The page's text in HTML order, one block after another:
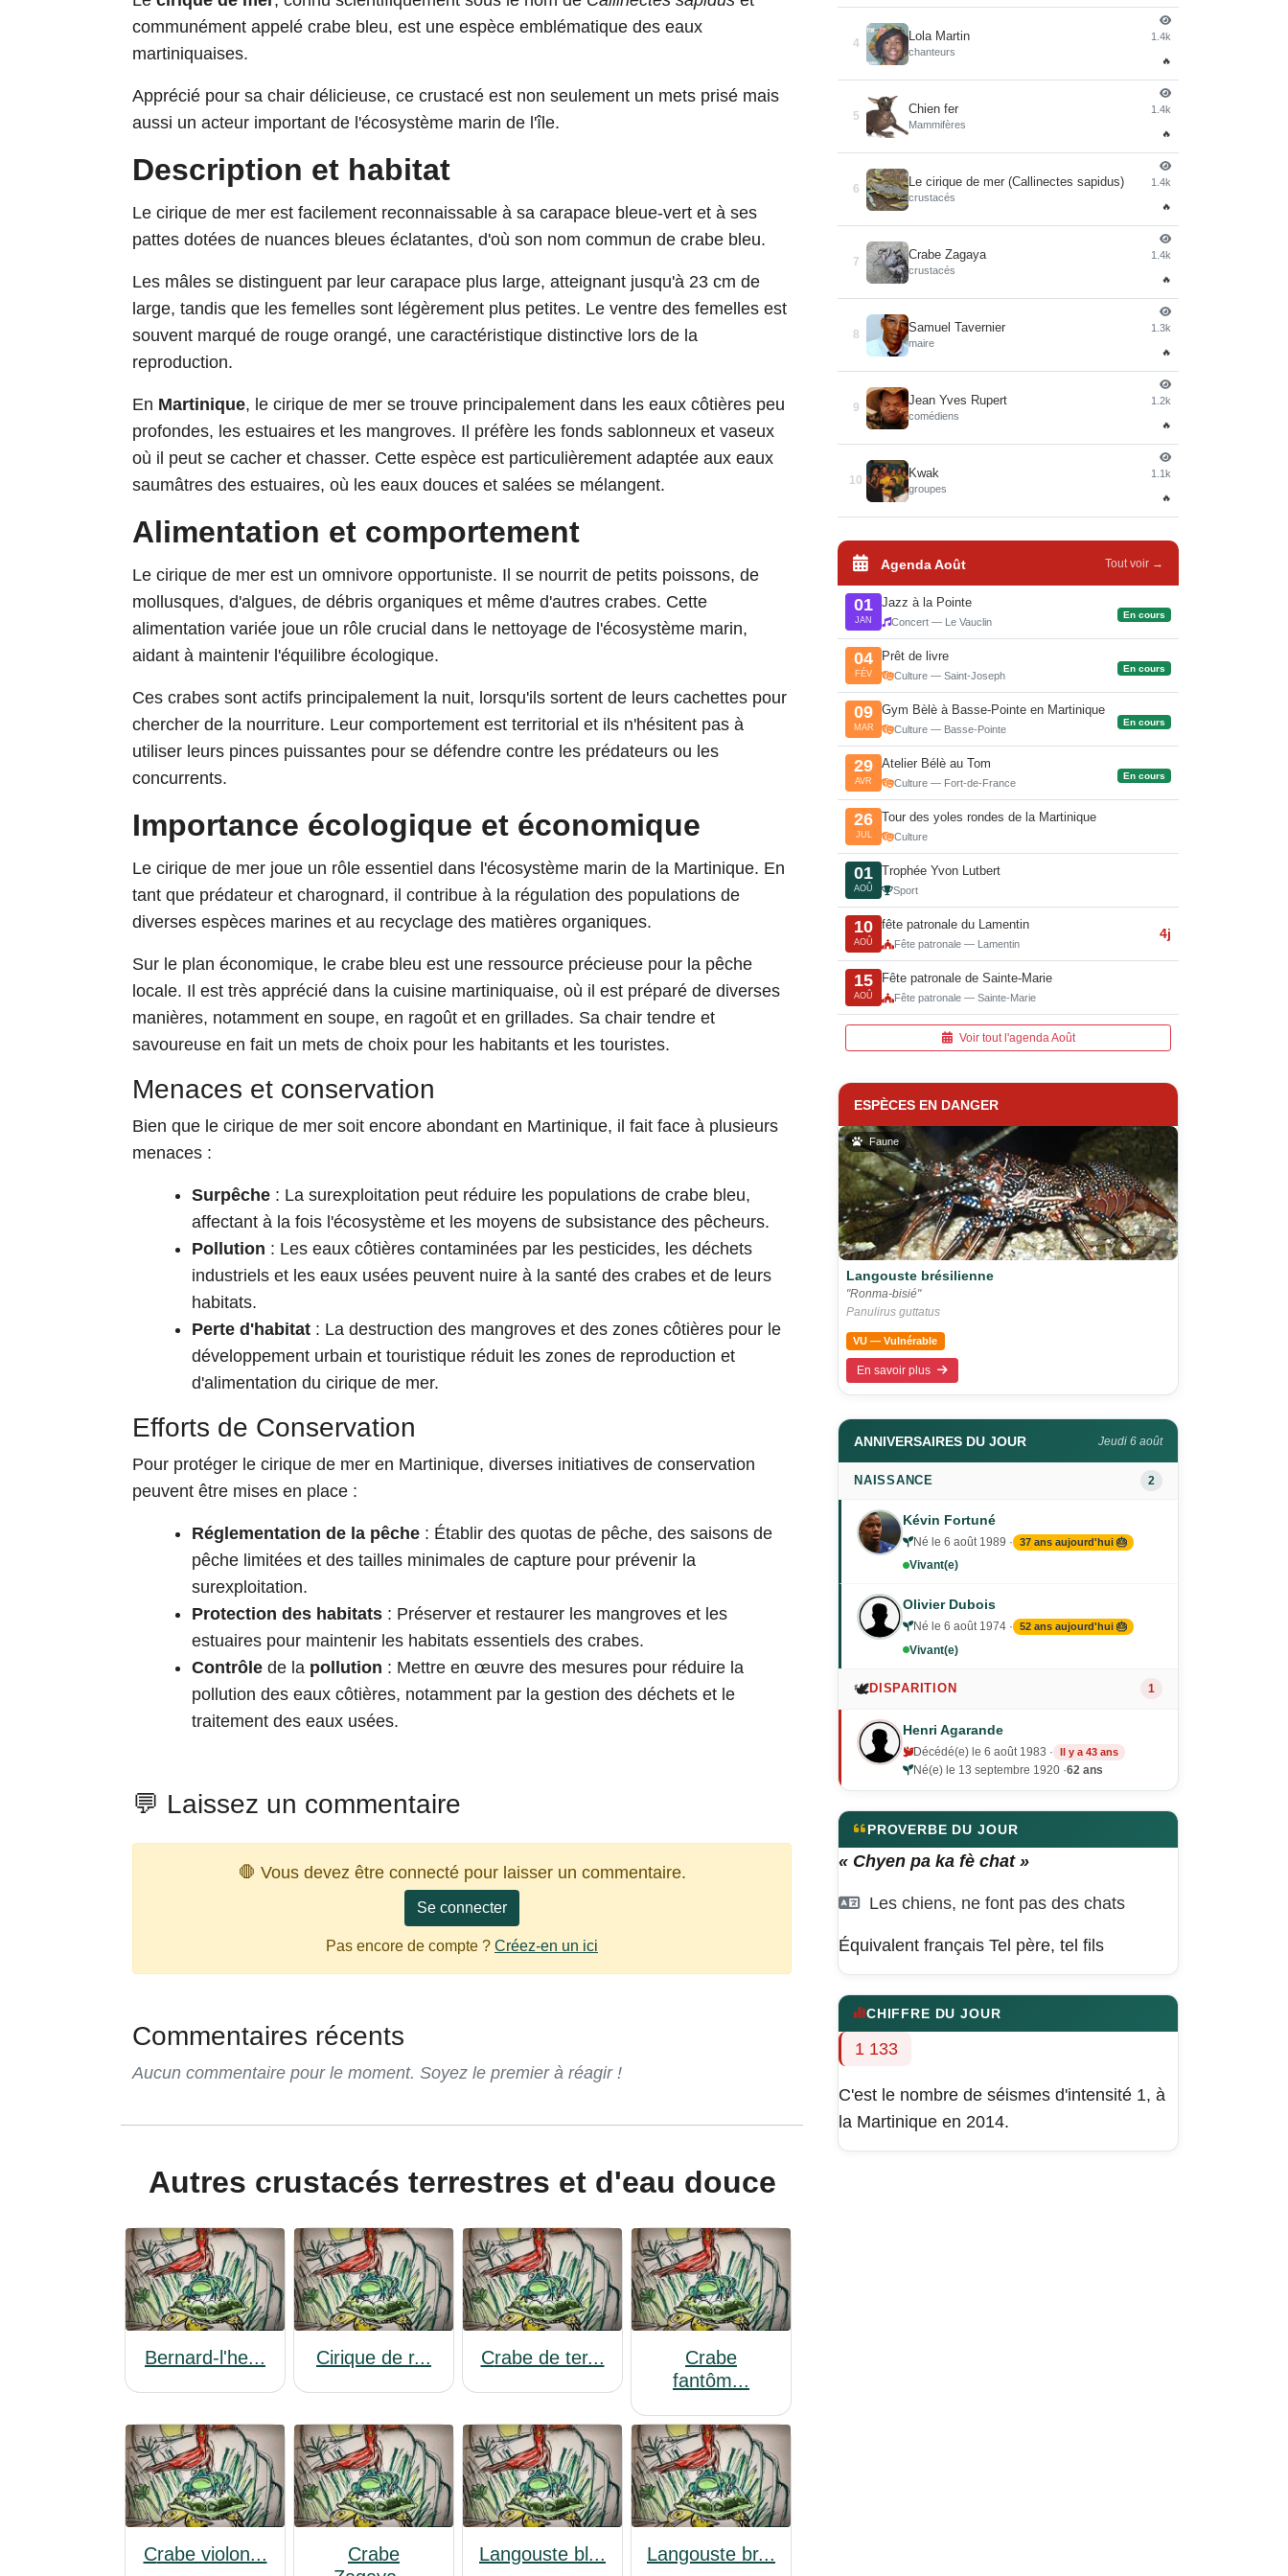
communément appelé crabe bleu, est une espèce emblématique des eaux
martiniquaises.
Apprécié pour sa chair délicieuse, ce crustacé est non seulement un mets prisé mais
aussi un acteur important de l'écosystème marin de l'île.
Description et habitat
Le cirique de mer est facilement reconnaissable à sa carapace bleue-vert et à ses
pattes dotées de nuances bleues éclatantes, d'où son nom commun de crabe bleu.
Les mâles se distinguent par leur carapace plus large, atteignant jusqu'à 23 cm de
large, tandis que les femelles sont légèrement plus petites. Le ventre des femelles est
souvent marqué de rouge orangé, une caractéristique distinctive lors de la
reproduction.
En Martinique, le cirique de mer se trouve principalement dans les eaux côtières peu
profondes, les estuaires et les mangroves. Il préfère les fonds sablonneux et vaseux
où il peut se cacher et chasser. Cette espèce est particulièrement adaptée aux eaux
saumâtres des estuaires, où les eaux douces et salées se mélangent.
Alimentation et comportement
Le cirique de mer est un omnivore opportuniste. Il se nourrit de petits poissons, de
mollusques, d'algues, de débris organiques et même d'autres crabes. Cette
alimentation variée joue un rôle crucial dans le nettoyage de l'écosystème marin,
aidant à maintenir l'équilibre écologique.
Ces crabes sont actifs principalement la nuit, lorsqu'ils sortent de leurs cachettes pour
chercher de la nourriture. Leur comportement est territorial et ils n'hésitent pas à
utiliser leurs pinces puissantes pour se défendre contre les prédateurs ou les
concurrents.
Importance écologique et économique
Le cirique de mer joue un rôle essentiel dans l'écosystème marin de la Martinique. En
tant que prédateur et charognard, il contribue à la régulation des populations de
diverses espèces marines et au recyclage des matières organiques.
Sur le plan économique, le crabe bleu est une ressource précieuse pour la pêche
locale. Il est très apprécié dans la cuisine martiniquaise, où il est préparé de diverses
manières, notamment en soupe, en ragoût et en grillades. Sa chair tendre et
savoureuse en fait un mets de choix pour les habitants et les touristes.
Menaces et conservation
Bien que le cirique de mer soit encore abondant en Martinique, il fait face à plusieurs
menaces :
Surpêche : La surexploitation peut réduire les populations de crabe bleu,
affectant à la fois l'écosystème et les moyens de subsistance des pêcheurs.
Pollution : Les eaux côtières contaminées par les pesticides, les déchets
industriels et les eaux usées peuvent nuire à la santé des crabes et de leurs
habitats.
Perte d'habitat : La destruction des mangroves et des zones côtières pour le
développement urbain et touristique réduit les zones de reproduction et
d'alimentation du cirique de mer.
Efforts de Conservation
Pour protéger le cirique de mer en Martinique, diverses initiatives de conservation
peuvent être mises en place :
Réglementation de la pêche : Établir des quotas de pêche, des saisons de
pêche limitées et des tailles minimales de capture pour prévenir la
surexploitation.
Protection des habitats : Préserver et restaurer les mangroves et les
estuaires pour maintenir les habitats essentiels des crabes.
Contrôle de la pollution : Mettre en œuvre des mesures pour réduire la
pollution des eaux côtières, notamment par la gestion des déchets et le
traitement des eaux usées.
💬 Laissez un commentaire
🛑 Vous devez être connecté pour laisser un commentaire.
Se connecter
Pas encore de compte ? Créez-en un ici
Commentaires récents
Aucun commentaire pour le moment. Soyez le premier à réagir !
Autres crustacés terrestres et d'eau douce
Bernard-l'he... Cirique de r... Crabe de ter...
Crabe
fantôm...
Crabe violon...
Crabe
Langouste bl... Langouste br...
4
Lola Martin
chanteurs
1.4k
🔥
5
Chien fer
Mammifères
1.4k
🔥
6
Le cirique de mer (Callinectes sapidus)
crustacés
1.4k
🔥
7
Crabe Zagaya
crustacés
1.4k
🔥
8
Samuel Tavernier
maire
1.3k
🔥
9
Jean Yves Rupert
comédiens
1.2k
🔥
10
Kwak
groupes
1.1k
🔥
Agenda Août Tout voir →
01
JAN
Jazz à la Pointe
Concert — Le Vauclin
En cours
04
FÉV
Prêt de livre
Culture — Saint-Joseph
En cours
09
MAR
Gym Bèlè à Basse-Pointe en Martinique
Culture — Basse-Pointe
En cours
29
AVR
Atelier Bélè au Tom
Culture — Fort-de-France
En cours
26
JUL
Tour des yoles rondes de la Martinique
Culture
01
AOÛ
Trophée Yvon Lutbert
Sport
10
AOÛ
fête patronale du Lamentin
Fête patronale — Lamentin
4j
15
AOÛ
Fête patronale de Sainte-Marie
Fête patronale — Sainte-Marie
Voir tout l'agenda Août
ESPÈCES EN DANGER
Faune
Langouste brésilienne
"Ronma-bisié"
Panulirus guttatus
VU — Vulnérable
En savoir plus
ANNIVERSAIRES DU JOUR Jeudi 6 août
NAISSANCE 2
Kévin Fortuné
Né le 6 août 1989 · 37 ans aujourd'hui 🎂
Vivant(e)
Olivier Dubois
Né le 6 août 1974 · 52 ans aujourd'hui 🎂
Vivant(e)
🕊️DISPARITION 1
Henri Agarande
Décédé(e) le 6 août 1983 · Il y a 43 ans
Né(e) le 13 septembre 1920 ·62 ans
PROVERBE DU JOUR
« Chyen pa ka fè chat »
Les chiens, ne font pas des chats
Équivalent français Tel père, tel fils
CHIFFRE DU JOUR
1 133
C'est le nombre de séismes d'intensité 1, à
la Martinique en 2014.